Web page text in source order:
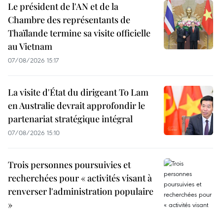
Le président de l'AN et de la
Chambre des représentants de
Thaïlande termine sa visite officielle
au Vietnam
07/08/2026 15:17
La visite d'État du dirigeant To Lam
en Australie devrait approfondir le
partenariat stratégique intégral
07/08/2026 15:10
Trois personnes poursuivies et
recherchées pour « activités visant à
renverser l'administration populaire
»